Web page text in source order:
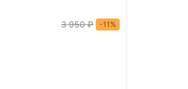
3 950 ₽ -11%